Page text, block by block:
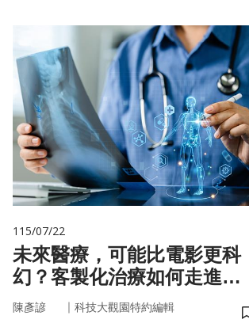
115/07/22
未來醫療，可能比電影更科
幻？客製化治療如何走進真
實世界
陳彥諺 ｜ 科技大觀園特約編輯